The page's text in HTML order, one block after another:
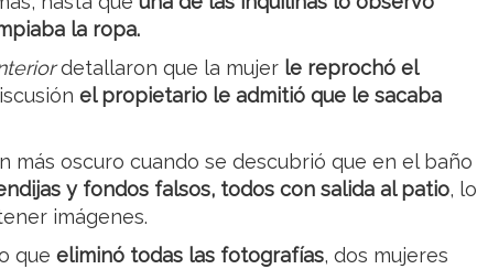
la ropa.
detallaron que la mujer le reprochó el
el propietario le admitió que le sacaba
más oscuro cuando se descubrió que en el baño
y fondos falsos, todos con salida al patio, lo
imágenes.
que eliminó todas las fotografías, dos mujeres